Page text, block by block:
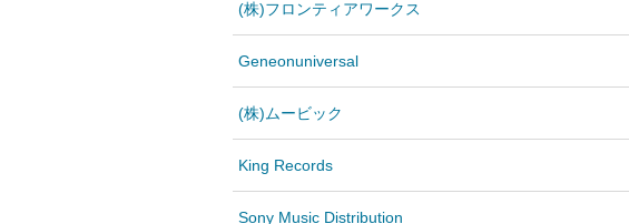
(株)フロンティアワークス
Geneonuniversal
(株)ムービック
King Records
Sony Music Distribution